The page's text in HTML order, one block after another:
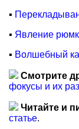
▪
▪ Явление
▪ Волшебный
Смотрите
фокусы и их
Читайте и
статье.